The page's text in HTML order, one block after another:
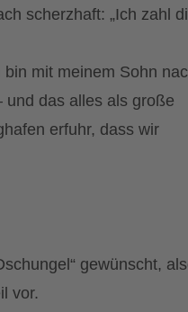
scherzhaft: „Ich zahl
mit meinem Sohn
und das alles als große
erfuhr, dass wir
gewünscht,
vor.